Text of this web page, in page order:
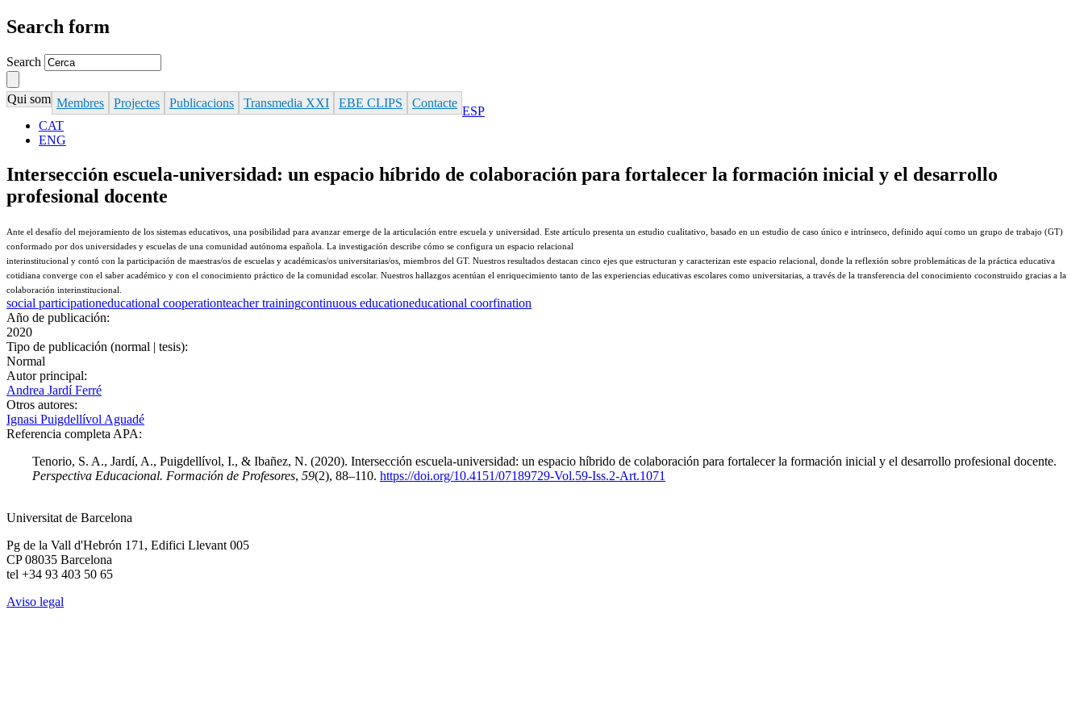
Search form
Search
Qui som Membres Projectes Publicacions Transmedia XXI EBE CLIPS Contacte
ESP
CAT
ENG
Intersección escuela-universidad: un espacio híbrido de colaboración para fortalecer la formación inicial y el desarrollo
profesional docente
Ante el desafío del mejoramiento de los sistemas educativos, una posibilidad para avanzar emerge de la articulación entre escuela y universidad. Este artículo presenta un estudio cualitativo, basado en un estudio de caso único e intrínseco, definido aquí como un grupo de trabajo (GT)
conformado por dos universidades y escuelas de una comunidad autónoma española. La investigación describe cómo se configura un espacio relacional
interinstitucional y contó con la participación de maestras/os de escuelas y académicas/os universitarias/os, miembros del GT. Nuestros resultados destacan cinco ejes que estructuran y caracterizan este espacio relacional, donde la reflexión sobre problemáticas de la práctica educativa
cotidiana converge con el saber académico y con el conocimiento práctico de la comunidad escolar. Nuestros hallazgos acentúan el enriquecimiento tanto de las experiencias educativas escolares como universitarias, a través de la transferencia del conocimiento coconstruido gracias a la
colaboración interinstitucional.
social participationeducational cooperationteacher trainingcontinuous educationeducational coorfination
Año de publicación:
2020
Tipo de publicación (normal | tesis):
Normal
Autor principal:
Andrea Jardí Ferré
Otros autores:
Ignasi Puigdellívol Aguadé
Referencia completa APA:
Tenorio, S. A., Jardí, A., Puigdellívol, I., & Ibañez, N. (2020). Intersección escuela-universidad: un espacio híbrido de colaboración para fortalecer la formación inicial y el desarrollo profesional docente.
Perspectiva Educacional. Formación de Profesores, 59(2), 88–110. https://doi.org/10.4151/07189729-Vol.59-Iss.2-Art.1071
Universitat de Barcelona
Pg de la Vall d'Hebrón 171, Edifici Llevant 005
CP 08035 Barcelona
tel +34 93 403 50 65
Aviso legal